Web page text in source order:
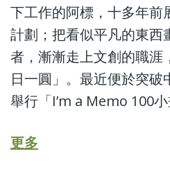
下工作的阿標，十多年前
計劃；把看似平凡的東西
者，漸漸走上文創的職涯
日一圓」。最近便於突
舉行「I’m a Memo 100
更多